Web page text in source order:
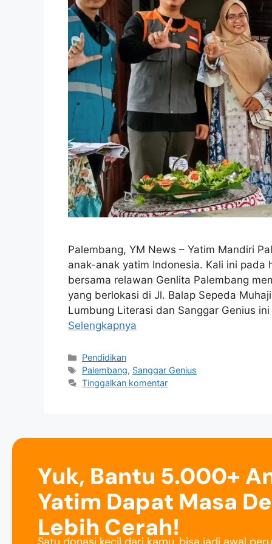
Palembang, YM News – Yatim Mandiri
anak-anak yatim Indonesia. Kali ini
bersama relawan Genlita Palembang
yang berlokasi di Jl. Balap Sepeda
Lumbung Literasi dan Sanggar Genius
Selengkapnya
Pendidikan
Palembang, Sanggar Genius
Tinggalkan komentar
Yuk, Bantu 5.000+
Yatim Dapat Masa
Lebih Cerah!